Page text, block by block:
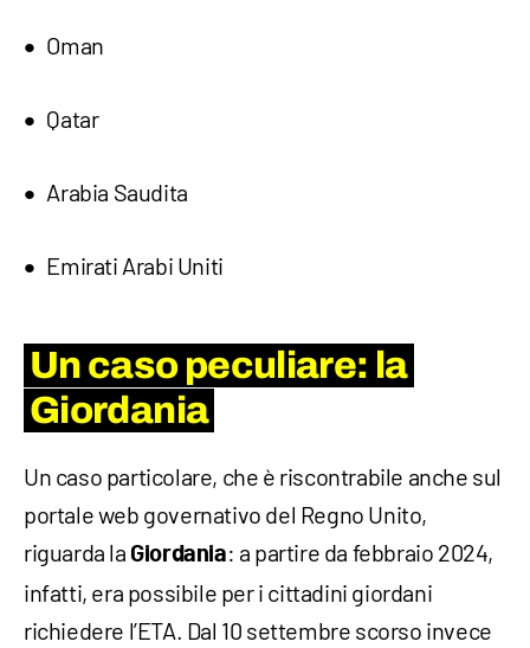
Oman
Qatar
Arabia Saudita
Emirati Arabi Uniti
Un caso peculiare: la
Giordania
Un caso particolare, che è riscontrabile anche sul
portale web governativo del Regno Unito,
riguarda la Giordania: a partire da febbraio 2024,
infatti, era possibile per i cittadini giordani
richiedere l’ETA. Dal 10 settembre scorso invece